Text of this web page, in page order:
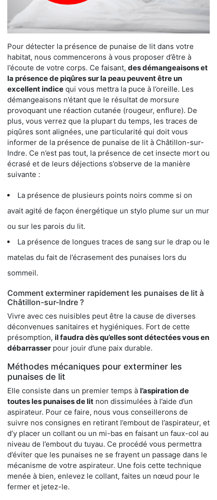
Pour détecter la présence de punaise de lit dans votre
habitat, nous commencerons à vous proposer d’être à
l’écoute de votre corps. Ce faisant, des démangeaisons et
la présence de piqûres sur la peau peuvent être un
excellent indice qui vous mettra la puce à l’oreille. Les
démangeaisons n’étant que le résultat de morsure
provoquant une réaction cutanée (rougeur, enflure). De
plus, vous verrez que la plupart du temps, les traces de
piqûres sont alignées, une particularité qui doit vous
informer de la présence de punaise de lit à Châtillon-sur-
Indre. Ce n’est pas tout, la présence de cet insecte mort ou
écrasé et de leurs déjections s’observe de la manière
suivante :
La présence de plusieurs points noirs comme si on
avait agité de façon énergétique un stylo plume sur un mur
ou sur les parois du lit.
La présence de longues traces de sang sur le drap ou le
matelas du fait de l’écrasement des punaises lors du
sommeil.
Comment exterminer rapidement les punaises de lit à
Châtillon-sur-Indre ?
Vivre avec ces nuisibles peut être la cause de diverses
déconvenues sanitaires et hygiéniques. Fort de cette
présomption, il faudra dès qu’elles sont détectées vous en
débarrasser pour jouir d’une paix durable.
Méthodes mécaniques pour exterminer les
punaises de lit
Elle consiste dans un premier temps à l’aspiration de
toutes les punaises de lit non dissimulées à l’aide d’un
aspirateur. Pour ce faire, nous vous conseillerons de
suivre nos consignes en retirant l’embout de l’aspirateur, et
d’y placer un collant ou un mi-bas en faisant un faux-col au
niveau de l’embout du tuyau. Ce procédé vous permettra
d’éviter que les punaises ne se frayent un passage dans le
mécanisme de votre aspirateur. Une fois cette technique
menée à bien, enlevez le collant, faites un nœud pour le
fermer et jetez-le.